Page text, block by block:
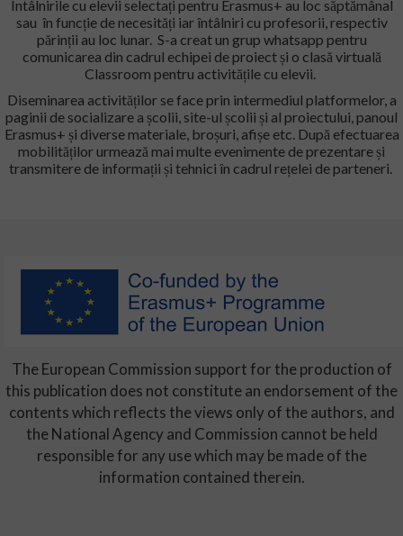
Întâlnirile cu elevii selectați pentru Erasmus+ au loc săptămânal
sau în funcție de necesități iar întâlniri cu profesorii, respectiv
părinții au loc lunar. S-a creat un grup whatsapp pentru
comunicarea din cadrul echipei de proiect și o clasă virtuală
Classroom pentru activitățile cu elevii.
Diseminarea activităților se face prin intermediul platformelor, a
paginii de socializare a școlii, site-ul școlii și al proiectului, panoul
Erasmus+ și diverse materiale, broșuri, afișe etc. După efectuarea
mobilităților urmează mai multe evenimente de prezentare și
transmitere de informații și tehnici în cadrul rețelei de parteneri.
The European Commission support for the production of
this publication does not constitute an endorsement of the
contents which reflects the views only of the authors, and
the National Agency and Commission cannot be held
responsible for any use which may be made of the
information contained therein.